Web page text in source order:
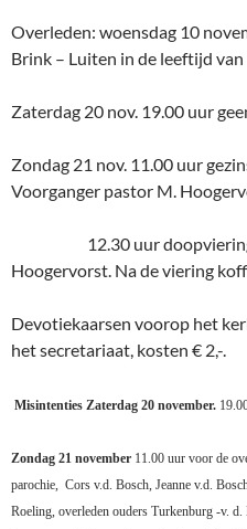
Overleden: woensdag 10
Brink – Luiten in de leeftijd van
Zaterdag 20 nov. 19.00 uur
Zondag 21 nov. 11.00 uur
Voorganger pastor M.
12.30 uur doopviering,
Hoogervorst. Na de viering
Devotiekaarsen voorop het
het secretariaat, kosten € 2,-.
Misintenties Zaterdag 20 november.
Zondag 21 november 11.00 uur voor de
parochie, Cors v.d. Bosch, Jeanne v.d.
Roeling, overleden ouders Turkenburg -v.